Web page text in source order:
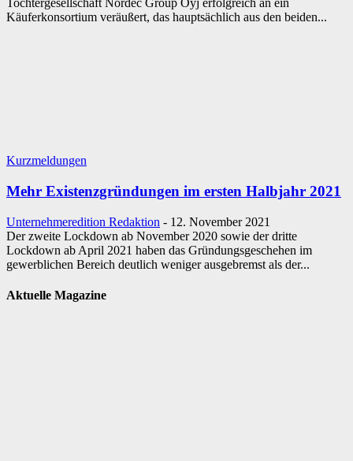
Tochtergesellschaft Nordec Group Oyj erfolgreich an ein
Käuferkonsortium veräußert, das hauptsächlich aus den beiden...
Kurzmeldungen
Mehr Existenzgründungen im ersten Halbjahr 2021
Unternehmeredition Redaktion - 12. November 2021
Der zweite Lockdown ab November 2020 sowie der dritte
Lockdown ab April 2021 haben das Gründungsgeschehen im
gewerblichen Bereich deutlich weniger ausgebremst als der...
Aktuelle Magazine